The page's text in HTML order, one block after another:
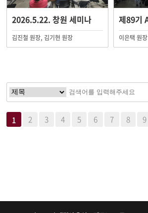
2026.5.22. 창원 세미나
김진철 원장, 김기현 원장 이은택 원장
1 2 3 4 5 6 7 8 9